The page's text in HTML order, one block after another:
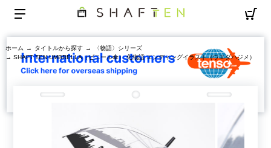
ホーム → タイトルから探す →
〈物語〉シリーズ
→ SHAFT TEN UMBRELLA（ビニール傘） 化物語 エンディングイラスト（ウエダハジメ）